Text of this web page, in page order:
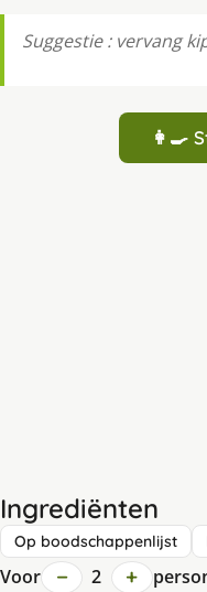
Suggestie : vervang
👩‍🍳
Ingrediënten
Op boodschappenlijst
Voor − 2 +